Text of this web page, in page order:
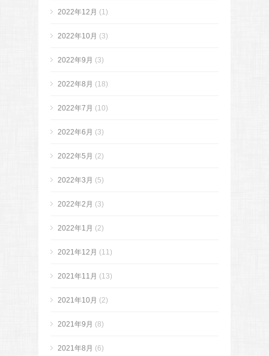
2022年12月 (1)
2022年10月 (3)
2022年9月 (3)
2022年8月 (18)
2022年7月 (10)
2022年6月 (3)
2022年5月 (2)
2022年3月 (5)
2022年2月 (3)
2022年1月 (2)
2021年12月 (11)
2021年11月 (13)
2021年10月 (2)
2021年9月 (8)
2021年8月 (6)